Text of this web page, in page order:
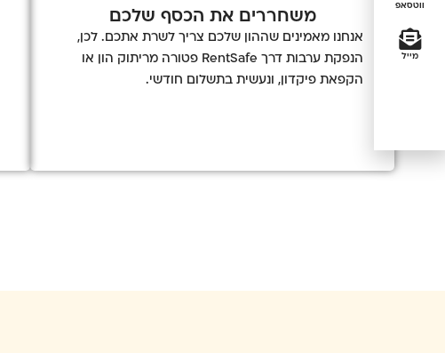
משחררים את הכסף שלכם
אנחנו מאמינים שההון שלכם צריך לשרת אתכם. לכן,
הנפקת ערבות דרך RentSafe פטורה מריתוק הון או
הקפאת פיקדון, ונעשית בתשלום חודשי.
ווטסאפ
מייל